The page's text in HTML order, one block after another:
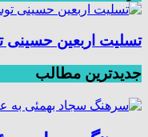
تسلیت اربعین
جدیدترین مطالب